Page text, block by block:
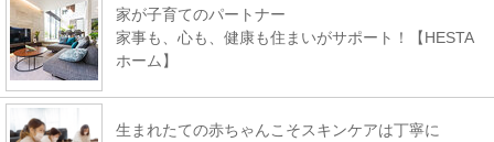
家が子育てのパートナー
家事も、心も、健康も住まいがサポート！【HESTA
ホーム】
生まれたての赤ちゃんこそスキンケアは丁寧に